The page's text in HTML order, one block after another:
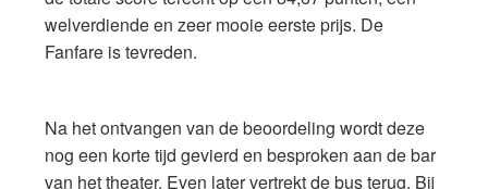
welverdiende en zeer mooie eerste prijs. De
Fanfare is tevreden.
Na het ontvangen van de beoordeling wordt deze
nog een korte tijd gevierd en besproken aan de bar
van het theater. Even later vertrekt de bus terug. Bij